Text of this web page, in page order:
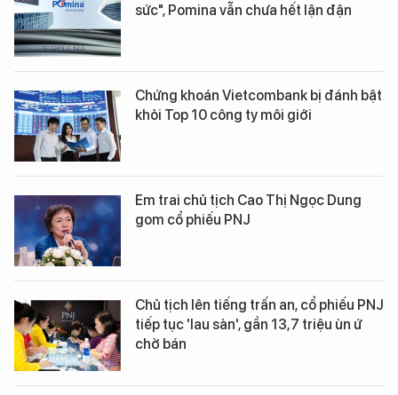
sức", Pomina vẫn chưa hết lận đận
Chứng khoán Vietcombank bị đánh bật
khỏi Top 10 công ty môi giới
Em trai chủ tịch Cao Thị Ngọc Dung
gom cổ phiếu PNJ
Chủ tịch lên tiếng trấn an, cổ phiếu PNJ
tiếp tục 'lau sàn', gần 13,7 triệu ùn ứ
chờ bán